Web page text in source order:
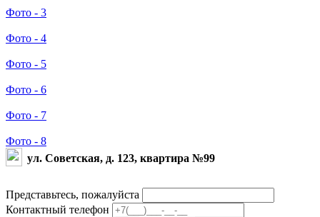
Фото - 3
Фото - 4
Фото - 5
Фото - 6
Фото - 7
Фото - 8
ул. Советская, д. 123, квартира №99
Представьтесь, пожалуйста
Контактный телефон